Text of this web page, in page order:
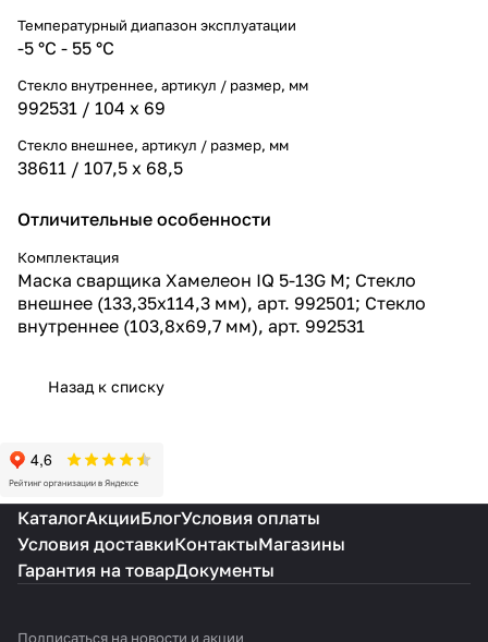
Температурный диапазон эксплуатации
-5 °С - 55 °С
Стекло внутреннее, артикул / размер, мм
992531 / 104 х 69
Стекло внешнее, артикул / размер, мм
38611 / 107,5 х 68,5
Отличительные особенности
Комплектация
Маска сварщика Хамелеон IQ 5-13G M; Стекло
внешнее (133,35х114,3 мм), арт. 992501; Стекло
внутреннее (103,8х69,7 мм), арт. 992531
Назад к списку
КаталогАкцииБлогУсловия оплаты
Условия доставкиКонтактыМагазины
Гарантия на товарДокументы
Подписаться на новости и акции